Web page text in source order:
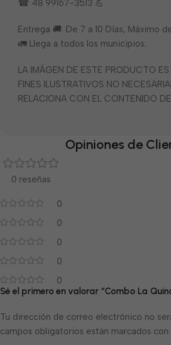
☎ 48 99167-3513 💪
Entrega 🚚: De 7 a 10 Días, Máximo
🚛 Llega a todos los municipios.
LA IMÁGEN DE ESTE PRODUCTO
FINES ILUSTRATIVOS NO
RELACIONA CON EL CONTENIDO
Opiniones de
0 reseñas
0
0
0
0
0
Sé el primero en valorar “Combo La
Tu dirección de correo electrónico no
campos obligatorios están marcados con